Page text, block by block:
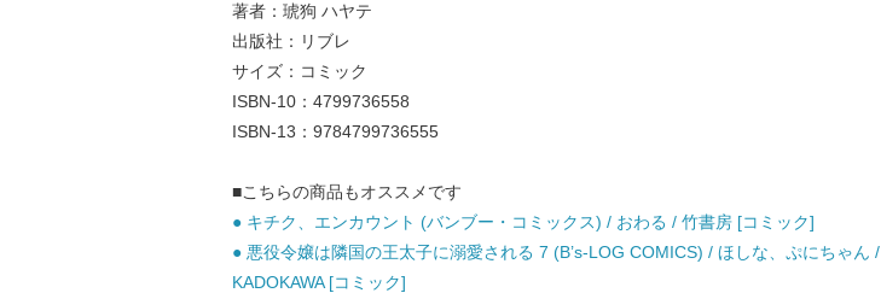
著者：琥狗 ハヤテ
出版社：リブレ
サイズ：コミック
ISBN-10：4799736558
ISBN-13：9784799736555
■こちらの商品もオススメです
● キチク、エンカウント (バンブー・コミックス) / おわる / 竹書房 [コミック]
● 悪役令嬢は隣国の王太子に溺愛される 7 (B’s-LOG COMICS) / ほしな、ぷにちゃん /
KADOKAWA [コミック]